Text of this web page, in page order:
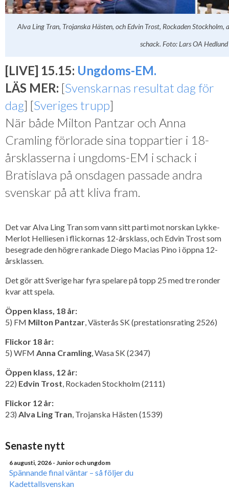
Alva Ling Tran, Trojanska Hästen, och Edvin Trost, Rockaden
schack. Foto: Lars OA Hedlund
[LIVE] 15.15: Ungdoms-EM.
LÄS MER: [Svenskarnas resultat dag för
dag] [Sveriges trupp]
När både Milton Pantzar och Anna
Cramling förlorade sina toppartier i 18-
årsklasserna i ungdoms-EM i schack i
Bratislava på onsdagen passade andra
svenskar på att kliva fram.
Det var Alva Ling Tran som vann sitt parti mot norskan Lykke-
Merlot Helliesen i flickornas 12-årsklass, och Edvin Trost som
besegrade den högre rankade Diego Macias Pino i öppna 12-
årsklassen.
Det gör att Sverige har fyra spelare på topp 25 med tre ronder
kvar att spela.
Öppen klass, 18 år:
5) FM Milton Pantzar, Västerås SK (prestationsrating 2526)
Flickor 18 år:
5) WFM Anna Cramling, Wasa SK (2347)
Öppen klass, 12 år:
22) Edvin Trost, Rockaden Stockholm (2111)
Flickor 12 år:
23) Alva Ling Tran, Trojanska Hästen (1539)
Senaste nytt
6 augusti, 2026 - Junior och ungdom
Spännande final väntar – så följer du
Kadettallsvenskan